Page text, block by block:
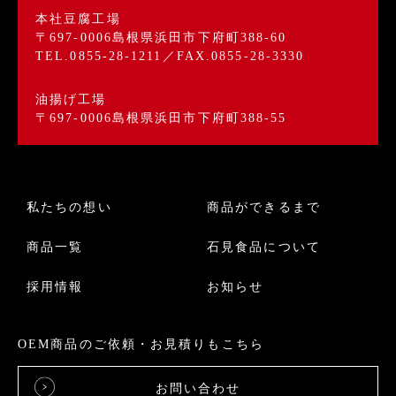
本社豆腐工場
〒697-0006島根県浜田市下府町388-60
TEL.0855-28-1211／FAX.0855-28-3330
油揚げ工場
〒697-0006島根県浜田市下府町388-55
私たちの想い 商品ができるまで
商品一覧 石見食品について
採用情報 お知らせ
OEM商品のご依頼・お見積りもこちら
お問い合わせ